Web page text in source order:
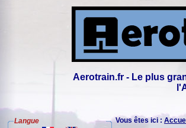
Aerotrain.fr - Le plus
Langue Vous êtes ici :